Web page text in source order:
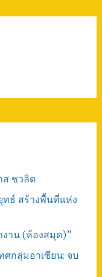
ชวลิต
ธ์ สร้างพื้นที่แห่ง
งาน (ห้องสมุด)”
ศกลุ่มอาเซียน: จบ